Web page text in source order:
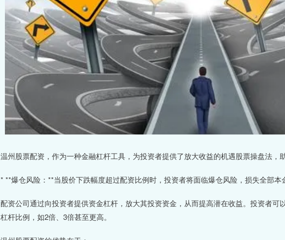
温州股票配资，作为一种金融杠杆工具，为投资者提供了放大收益的机遇股票操盘法，
* **爆仓风险：**当股价下跌幅度超过配资比例时，投资者将面临爆仓风险，损失全部本
配资公司通过向投资者提供资金杠杆，放大其投资资金，从而提高潜在收益。投资者可
杠杆比例，如2倍、3倍甚至更高。